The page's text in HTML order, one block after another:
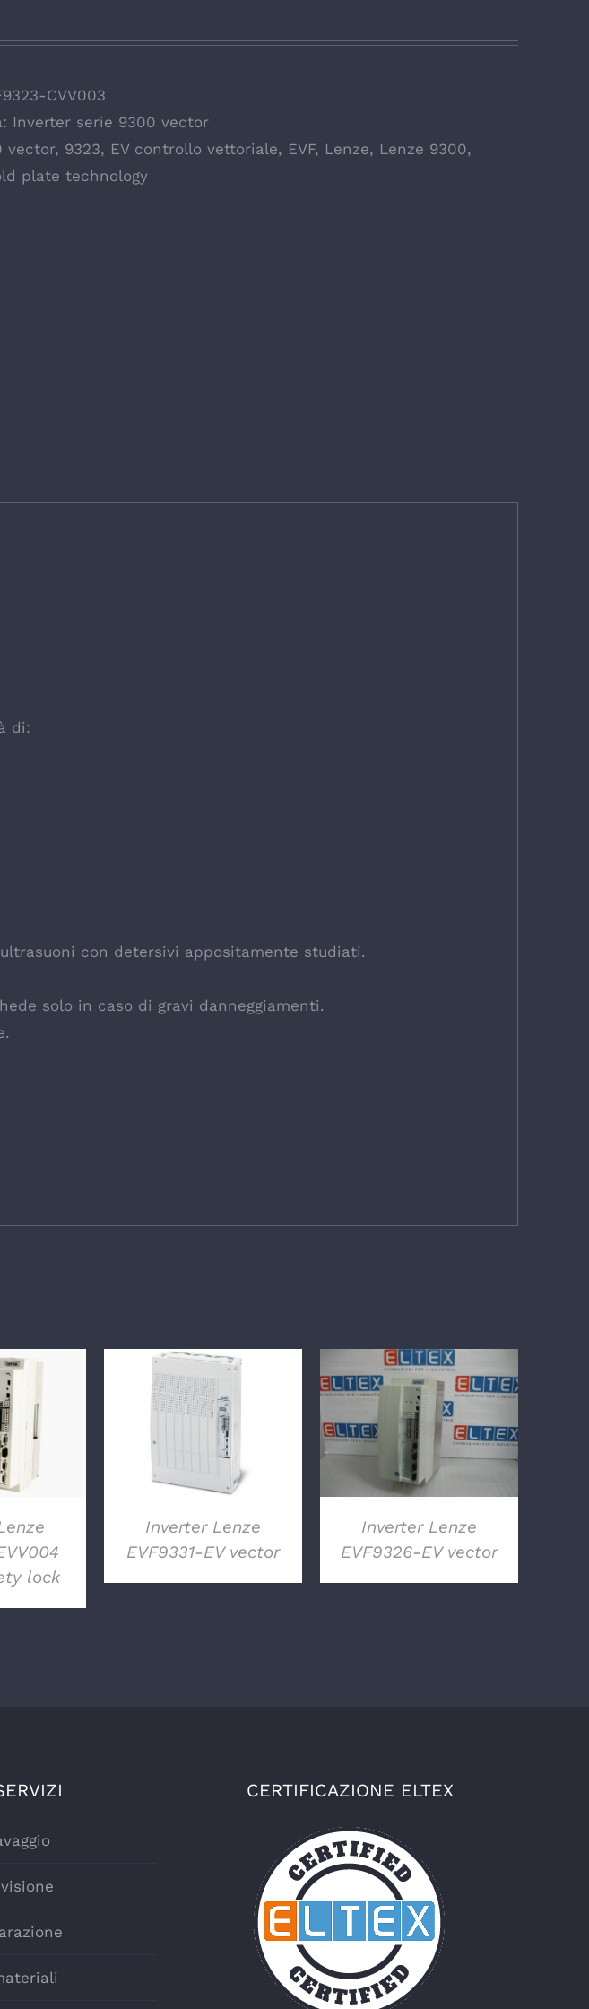
CVV003
Inverter serie 9300 vector
vector, 9323, EV controllo vettoriale, EVF, Lenze, Lenze 9300,
plate technology
di:
con detersivi appositamente studiati.
solo in caso di gravi danneggiamenti.
lock
DETTAGLI
Inverter Lenze
EVF9331-EV vector
DETTAGLI
Inverter Lenze
EVF9326-EV vector
CERTIFICAZIONE ELTEX